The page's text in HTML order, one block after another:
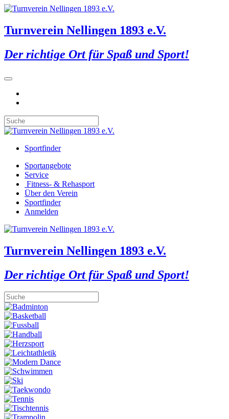
Turnverein Nellingen 1893 e.V.
Der richtige Ort für Spaß und Sport!
Sportfinder
Sportangebote
Service
Fitness- & Rehasport
Über den Verein
Sportfinder
Anmelden
Turnverein Nellingen 1893 e.V.
Der richtige Ort für Spaß und Sport!